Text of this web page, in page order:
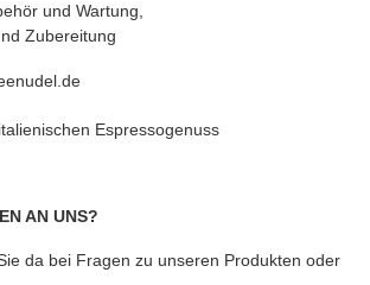
und Wartung,
Zubereitung
Espressogenuss
AN UNS?
da bei Fragen zu unseren Produkten oder